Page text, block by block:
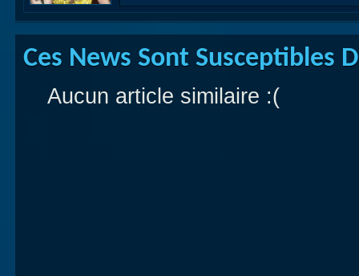
Ces News Sont Susceptibles
Aucun article similaire :(